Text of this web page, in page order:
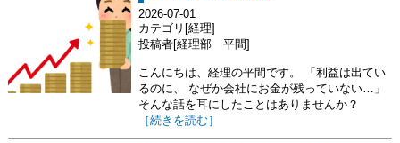
2026-07-01
カテゴリ[経理]
投稿者[経理部 平間]
こんにちは、経理の平間です。 「利益は出てい
るのに、 なぜか会社にお金が残っていない…」
そんな話を耳にしたことはありませんか？
［続きを読む］